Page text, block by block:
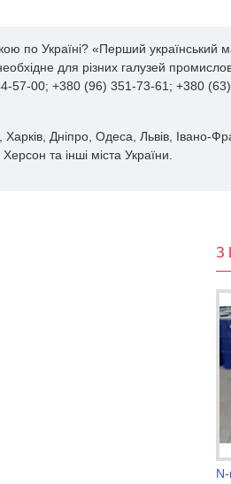
по Україні? «Перший український
для різних галузей
57-00; +380 (96) 351-73-61; +380
Дніпро, Одеса, Львів, Івано-
та інші міста України.
З